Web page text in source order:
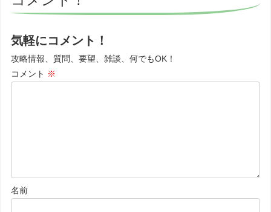
気軽にコメント！
攻略情報、質問、要望、雑談、何でもOK！
コメント ※
名前